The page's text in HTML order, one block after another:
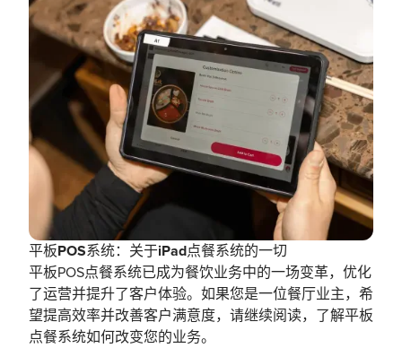
平板POS系统：关于iPad点餐系统的一切
平板POS点餐系统已成为餐饮业务中的一场变革，优化
了运营并提升了客户体验。如果您是一位餐厅业主，希
望提高效率并改善客户满意度，请继续阅读，了解平板
点餐系统如何改变您的业务。